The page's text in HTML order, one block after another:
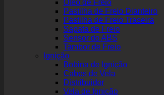
Óleo de Freio
Pastilha de Freio Dianteiro
Pastilha de Freio Traseira
Sapata de Freio
Sensor do ABS
Tambor de Freio
Ignição
Bobina de Ignição
Cabos de Vela
Distribuidor
Vela de Ignição